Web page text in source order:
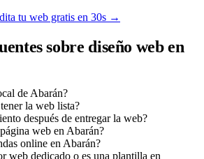
tu web gratis en 30s →
sobre diseño web en
de Abarán?
la web lista?
después de entregar la web?
web en Abarán?
online en Abarán?
web dedicado o es una plantilla en